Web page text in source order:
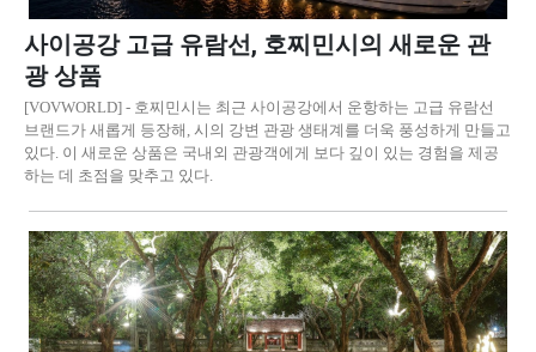
사이공강 고급 유람선, 호찌민시의 새로운 관
광 상품
[VOVWORLD] - 호찌민시는 최근 사이공강에서 운항하는 고급 유람선
브랜드가 새롭게 등장해, 시의 강변 관광 생태계를 더욱 풍성하게 만들고
있다. 이 새로운 상품은 국내외 관광객에게 보다 깊이 있는 경험을 제공
하는 데 초점을 맞추고 있다.